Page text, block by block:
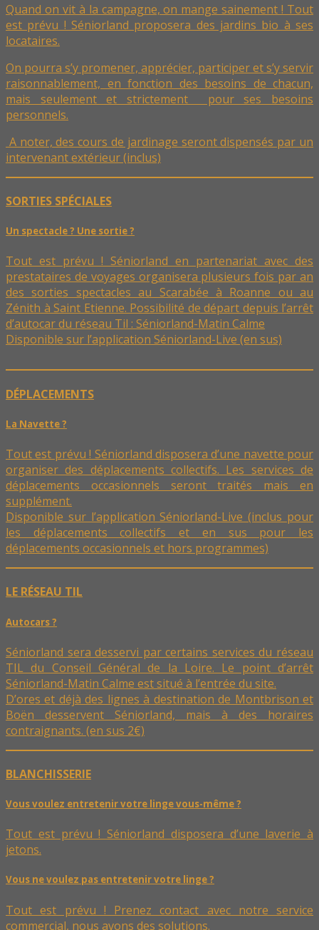
Quand on vit à la campagne, on mange sainement ! Tout
est prévu ! Séniorland proposera des jardins bio à ses
locataires.
On pourra s’y promener, apprécier, participer et s’y servir
raisonnablement, en fonction des besoins de chacun,
mais seulement et strictement pour ses besoins
personnels.
A noter, des cours de jardinage seront dispensés par un
intervenant extérieur (inclus)
SORTIES SPÉCIALES
Un spectacle ? Une sortie ?
Tout est prévu ! Séniorland en partenariat avec des
prestataires de voyages organisera plusieurs fois par an
des sorties spectacles au Scarabée à Roanne ou au
Zénith à Saint Etienne. Possibilité de départ depuis l’arrêt
d’autocar du réseau Til : Séniorland-Matin Calme
Disponible sur l’application Séniorland-Live (en sus)
DÉPLACEMENTS
La Navette ?
Tout est prévu ! Séniorland disposera d’une navette pour
organiser des déplacements collectifs. Les services de
déplacements occasionnels seront traités mais en
supplément.
Disponible sur l’application Séniorland-Live (inclus pour
les déplacements collectifs et en sus pour les
déplacements occasionnels et hors programmes)
LE RÉSEAU TIL
Autocars ?
Séniorland sera desservi par certains services du réseau
TIL du Conseil Général de la Loire. Le point d’arrêt
Séniorland-Matin Calme est situé à l’entrée du site.
D’ores et déjà des lignes à destination de Montbrison et
Boën desservent Séniorland, mais à des horaires
contraignants. (en sus 2€)
BLANCHISSERIE
Vous voulez entretenir votre linge vous-même ?
Tout est prévu ! Séniorland disposera d’une laverie à
jetons.
Vous ne voulez pas entretenir votre linge ?
Tout est prévu ! Prenez contact avec notre service
commercial, nous avons des solutions.